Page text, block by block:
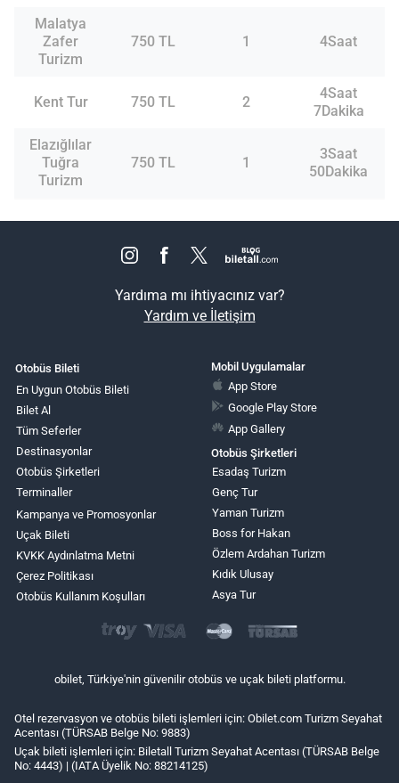
Malatya
Zafer
Turizm
750 TL 1 4Saat
Kent Tur 750 TL 2
4Saat
7Dakika
Elazığlılar
Tuğra
Turizm
750 TL 1
3Saat
50Dakika
Yardıma mı ihtiyacınız var?
Yardım ve İletişim
Otobüs Bileti
En Uygun Otobüs Bileti
Bilet Al
Tüm Seferler
Destinasyonlar
Otobüs Şirketleri
Terminaller
Kampanya ve Promosyonlar
Uçak Bileti
KVKK Aydınlatma Metni
Çerez Politikası
Otobüs Kullanım Koşulları
Mobil Uygulamalar
App Store
Google Play Store
App Gallery
Otobüs Şirketleri
Esadaş Turizm
Genç Tur
Yaman Turizm
Boss for Hakan
Özlem Ardahan Turizm
Kıdık Ulusay
Asya Tur
obilet, Türkiye'nin güvenilir otobüs ve uçak bileti platformu.
Otel rezervasyon ve otobüs bileti işlemleri için: Obilet.com Turizm Seyahat
Acentası (TÜRSAB Belge No: 9883)
Uçak bileti işlemleri için: Biletall Turizm Seyahat Acentası (TÜRSAB Belge
No: 4443) | (IATA Üyelik No: 88214125)